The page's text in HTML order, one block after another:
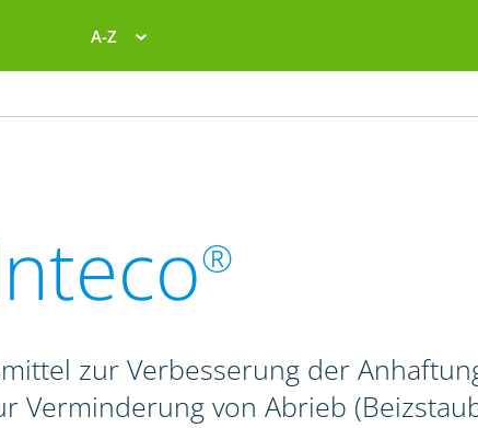
A-Z
®
zur Verbesserung der
Verminderung von Abrieb